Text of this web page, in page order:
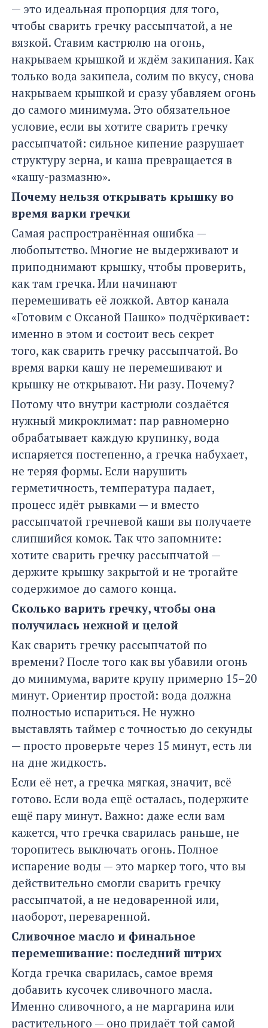
— это идеальная пропорция для того,
чтобы сварить гречку рассыпчатой, а не
вязкой. Ставим кастрюлю на огонь,
накрываем крышкой и ждём закипания. Как
только вода закипела, солим по вкусу, снова
накрываем крышкой и сразу убавляем огонь
до самого минимума. Это обязательное
условие, если вы хотите сварить гречку
рассыпчатой: сильное кипение разрушает
структуру зерна, и каша превращается в
«кашу-размазню».
Почему нельзя открывать крышку во
время варки гречки
Самая распространённая ошибка —
любопытство. Многие не выдерживают и
приподнимают крышку, чтобы проверить,
как там гречка. Или начинают
перемешивать её ложкой. Автор канала
«Готовим с Оксаной Пашко» подчёркивает:
именно в этом и состоит весь секрет
того, как сварить гречку рассыпчатой. Во
время варки кашу не перемешивают и
крышку не открывают. Ни разу. Почему?
Потому что внутри кастрюли создаётся
нужный микроклимат: пар равномерно
обрабатывает каждую крупинку, вода
испаряется постепенно, а гречка набухает,
не теряя формы. Если нарушить
герметичность, температура падает,
процесс идёт рывками — и вместо
рассыпчатой гречневой каши вы получаете
слипшийся комок. Так что запомните:
хотите сварить гречку рассыпчатой —
держите крышку закрытой и не трогайте
содержимое до самого конца.
Сколько варить гречку, чтобы она
получилась нежной и целой
Как сварить гречку рассыпчатой по
времени? После того как вы убавили огонь
до минимума, варите крупу примерно 15–20
минут. Ориентир простой: вода должна
полностью испариться. Не нужно
выставлять таймер с точностью до секунды
— просто проверьте через 15 минут, есть ли
на дне жидкость.
Если её нет, а гречка мягкая, значит, всё
готово. Если вода ещё осталась, подержите
ещё пару минут. Важно: даже если вам
кажется, что гречка сварилась раньше, не
торопитесь выключать огонь. Полное
испарение воды — это маркер того, что вы
действительно смогли сварить гречку
рассыпчатой, а не недоваренной или,
наоборот, переваренной.
Сливочное масло и финальное
перемешивание: последний штрих
Когда гречка сварилась, самое время
добавить кусочек сливочного масла.
Именно сливочного, а не маргарина или
растительного — оно придаёт той самой